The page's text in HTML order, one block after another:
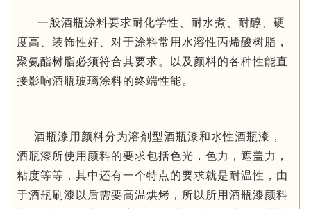
一般酒瓶涂料要求耐化学性、耐水煮、耐醇、硬
度高、装饰性好、对于涂料常用水溶性丙烯酸树脂，
聚氨酯树脂必须符合其要求。
以及颜料的各种性能直
接影响酒瓶玻璃涂料的终端性能。
酒瓶漆用颜料分为溶剂型酒瓶漆和水性酒瓶漆，
酒瓶漆所使用颜料的要求包括色光，色力，遮盖力，
粘度等等，其中还有一个特点的要求就是耐温性，由
于酒瓶刷漆以后需要高温烘烤，所以所用酒瓶漆颜料